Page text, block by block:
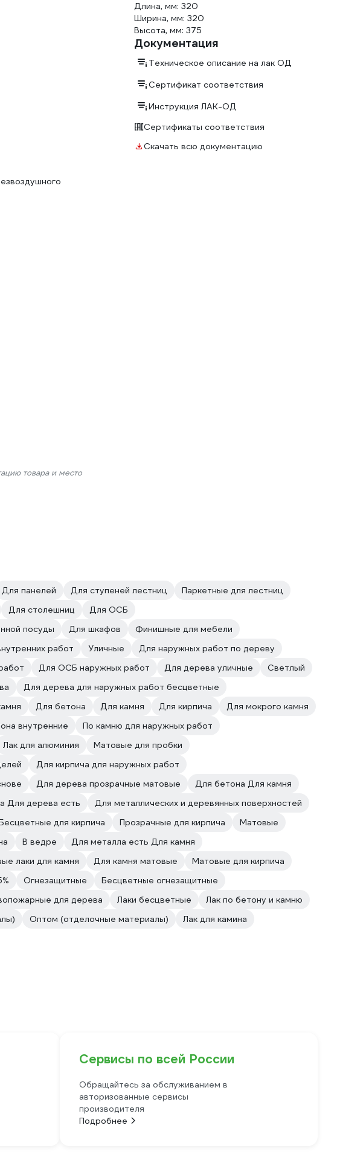
товара и место
Длина, мм: 320
Ширина, мм: 320
Высота, мм: 375
Документация
Техническое описание на лак ОД
Сертификат соответствия
Инструкция ЛАК-ОД
Сертификаты соответствия
Скачать всю документацию
Для панелей Для ступеней лестниц
Паркетные для лестниц
Для столешниц
Для ОСБ
посуды Для шкафов
Финишные для мебели
работ Уличные
Для наружных работ по дереву
Для ОСБ наружных работ Для дерева уличные
Светлый
Для дерева для наружных работ бесцветные
Для бетона Для камня Для кирпича
Для мокрого камня
внутренние
По камню для наружных работ
Лак для алюминия
Матовые для пробки
Для кирпича для наружных работ
Для дерева прозрачные матовые
Для бетона Для камня
Для дерева есть
Для металлических и деревянных поверхностей
для кирпича Прозрачные для кирпича
Матовые
В ведре
Для металла есть Для камня
лаки для камня Для камня матовые
Матовые для кирпича
Огнезащитные
Бесцветные огнезащитные
для дерева Лаки бесцветные
Лак по бетону и камню
Оптом (отделочные материалы)
Лак для камина
Сервисы по всей России
Обращайтесь за обслуживанием в
авторизованные сервисы
производителя
Подробнее